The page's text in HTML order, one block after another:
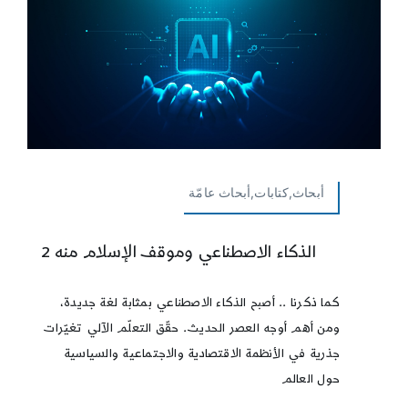
أبحاث,كتابات,أبحاث عامّة
الذكاء الاصطناعي وموقف الإسلام منه 2
كما ذكرنا .. أصبح الذكاء الاصطناعي بمثابة لغة جديدة،
ومن أهم أوجه العصر الحديث. حقّق التعلّم الآلي تغيّرات
جذرية في الأنظمة الاقتصادية والاجتماعية والسياسية
حول العالم